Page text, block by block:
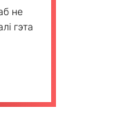
не
гэта